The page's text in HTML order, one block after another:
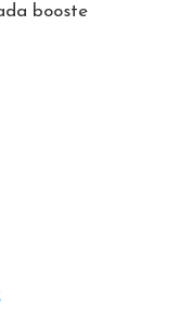
booste